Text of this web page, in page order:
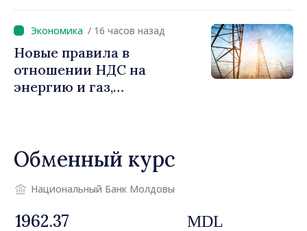
/ 16 часов назад
Новые правила в
отношении НДС на
энергию и газ,
Обменный курс
Национальный Банк Молдовы
MDL